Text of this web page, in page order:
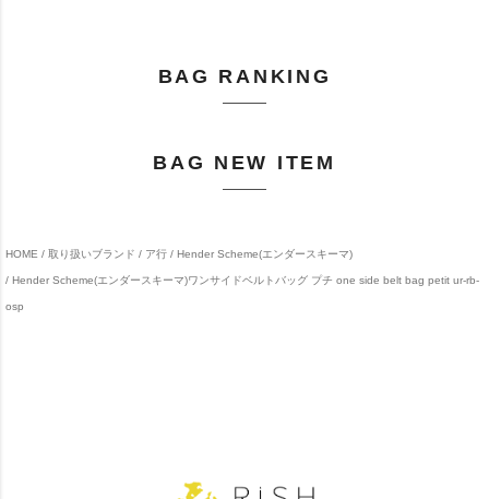
BAG RANKING
BAG NEW ITEM
HOME 取り扱いブランド ア行 Hender Scheme(エンダースキーマ)
Hender Scheme(エンダースキーマ)ワンサイドベルトバッグ プチ one side belt bag petit ur-rb-
osp